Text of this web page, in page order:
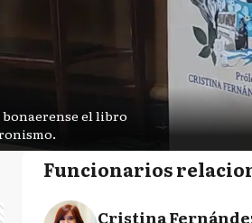
el libro
Funcionarios
Cristina